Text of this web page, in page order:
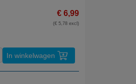
€ 6,99
(€ 5,78 excl)
In winkelwagen